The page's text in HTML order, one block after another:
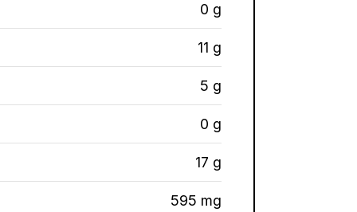
0 g
11 g
5 g
0 g
17 g
595 mg